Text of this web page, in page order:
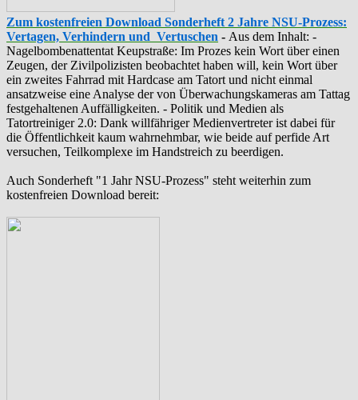
Zum kostenfreien Download Sonderheft 2 Jahre NSU-Prozess:
Vertagen, Verhindern und Vertuschen - Aus dem Inhalt: -
‪Nagelbombenattentat‬ ‎Keupstraße‬: Im Prozes kein Wort über einen
Zeugen, der Zivilpolizisten beobachtet haben will, kein Wort über
ein zweites Fahrrad mit Hardcase am Tatort und nicht einmal
ansatzweise eine Analyse der von Überwachungskameras am Tattag
festgehaltenen Auffälligkeiten. - Politik und Medien als
‪Tatortreiniger‬ 2.0: Dank willfähriger Medienvertreter ist dabei für
die Öffentlichkeit kaum wahrnehmbar, wie beide auf perfide Art
versuchen, Teilkomplexe im Handstreich zu beerdigen.
Auch Sonderheft "1 Jahr NSU-Prozess" steht weiterhin zum
kostenfreien Download bereit: